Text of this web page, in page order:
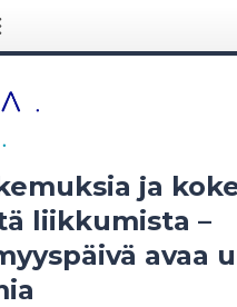
ja
liikkumista –
avaa